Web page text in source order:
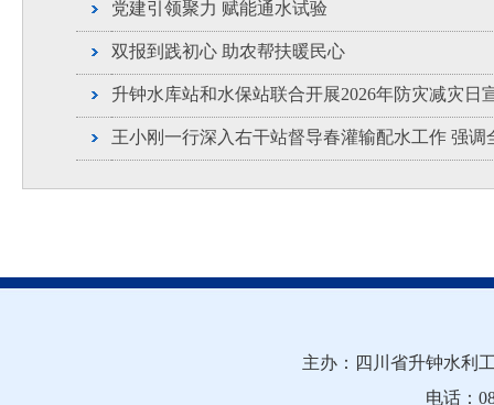
党建引领聚力 赋能通水试验
双报到践初心 助农帮扶暖民心
升钟水库站和水保站联合开展2026年防灾减灾日
王小刚一行深入右干站督导春灌输配水工作 强
主办：四川省升钟水
电话：